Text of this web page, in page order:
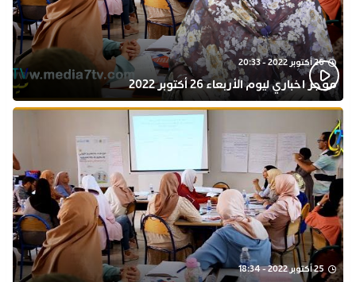
26 أكتوبر 2022 - 20:33
موجز اخباري ليوم الأربعاء 26 أكتوبر 2022
25 أكتوبر 2022 - 18:34